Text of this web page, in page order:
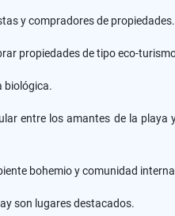
y compradores de propiedades.
propiedades de tipo eco-
biológica.
entre los amantes de la playa
bohemio y comunidad
son lugares destacados.